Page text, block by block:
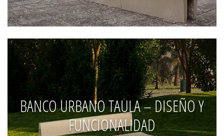
BANCO URBANO TAULA – DISEÑO Y
FUNCIONALIDAD